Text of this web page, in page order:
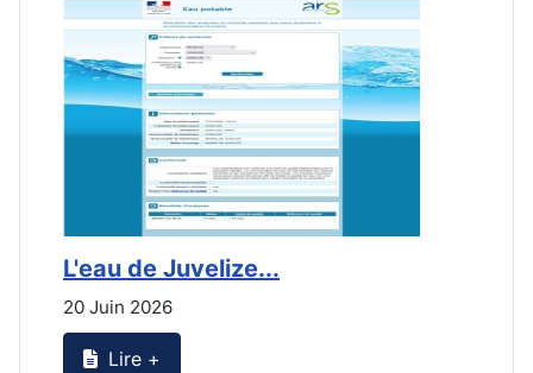
L'eau de Juvelize...
20 Juin 2026
Lire +